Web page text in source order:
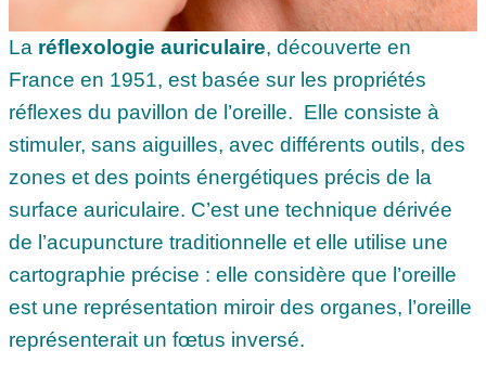
La réflexologie auriculaire, découverte en
France en 1951, est basée sur les propriétés
réflexes du pavillon de l’oreille. Elle consiste à
stimuler, sans aiguilles, avec différents outils, des
zones et des points énergétiques précis de la
surface auriculaire. C’est une technique dérivée
de l’acupuncture traditionnelle et elle utilise une
cartographie précise : elle considère que l’oreille
est une représentation miroir des organes, l’oreille
représenterait un fœtus inversé.